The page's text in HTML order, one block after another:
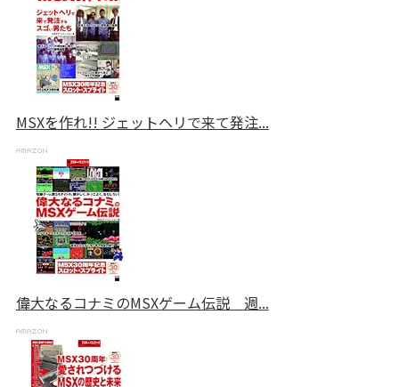
MSXを作れ!! ジェットヘリで来て発注...
偉大なるコナミのMSXゲーム伝説 週...